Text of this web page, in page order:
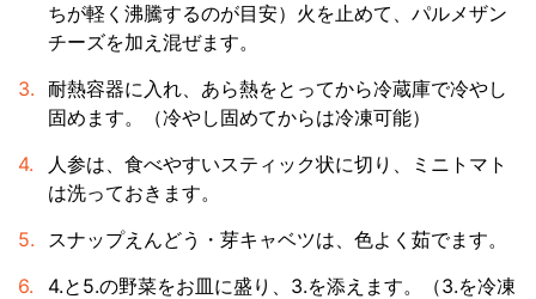
ちが軽く沸騰するのが目安）火を止めて、パルメザン
チーズを加え混ぜます。
耐熱容器に入れ、あら熱をとってから冷蔵庫で冷やし
固めます。（冷やし固めてからは冷凍可能）
人参は、食べやすいスティック状に切り、ミニトマト
は洗っておきます。
スナップえんどう・芽キャベツは、色よく茹でます。
4.と5.の野菜をお皿に盛り、3.を添えます。（3.を冷凍